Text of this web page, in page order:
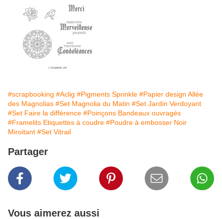
#scrapbooking #Aclig #Pigments Sprinkle #Papier design Allée
des Magnolias #Set Magnolia du Matin #Set Jardin Verdoyant
#Set Faire la différence #Poinçons Bandeaux ouvragés
#Framelits Etiquettes à coudre #Poudre à embosser Noir
Miroitant #Set Vitrail
Partager
Vous aimerez aussi